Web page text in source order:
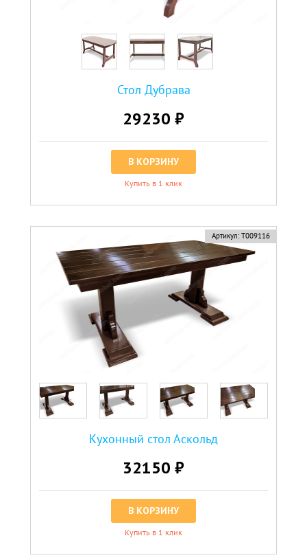
Стол Дубрава
29230 ₽
В КОРЗИНУ
Купить в 1 клик
Артикул: Т009116
Кухонный стол Аскольд
32150 ₽
В КОРЗИНУ
Купить в 1 клик